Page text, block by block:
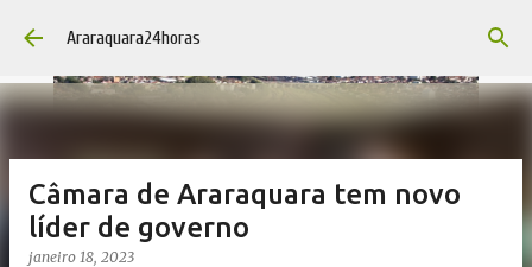
Pular para o conteúdo principal
Araraquara24horas
Câmara de Araraquara tem novo
líder de governo
janeiro 18, 2023